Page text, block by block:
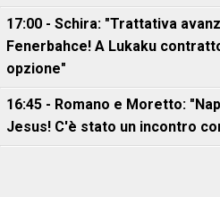
17:00 - Schira: "Trattativa
Fenerbahce! A Lukaku
opzione"
16:45 - Romano e Moretto:
Jesus! C'è stato un incontro